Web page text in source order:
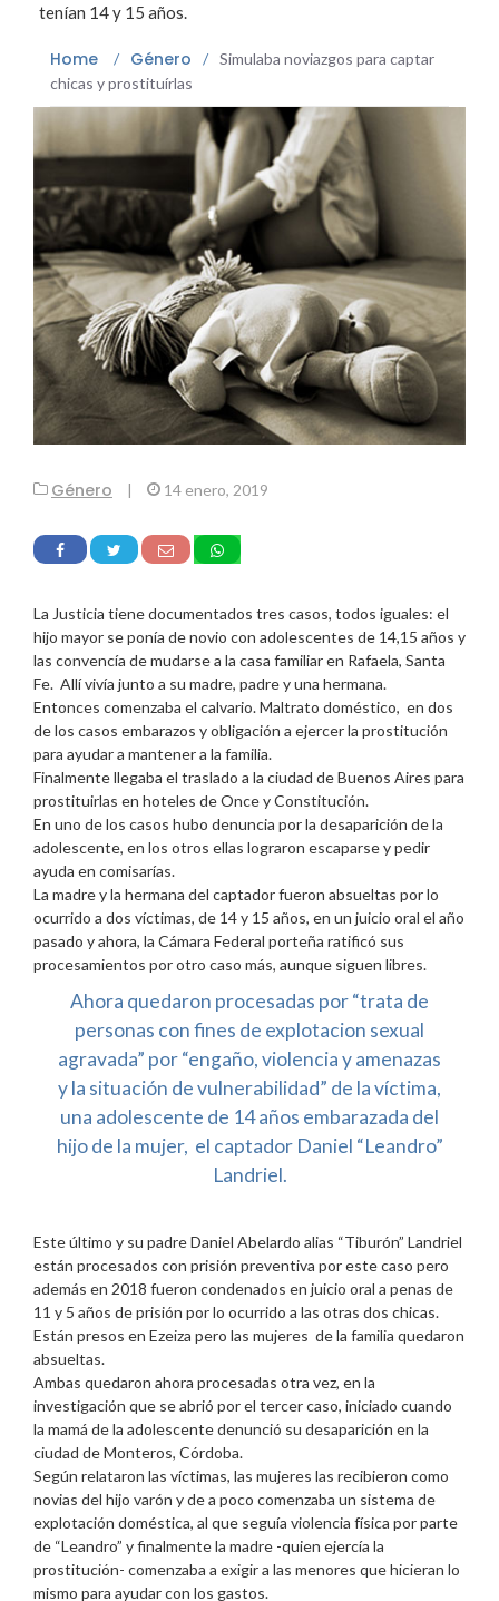
tenían 14 y 15 años.
Home / Género / Simulaba noviazgos para captar
chicas y prostituírlas
Género | 14 enero, 2019
La Justicia tiene documentados tres casos, todos iguales: el
hijo mayor se ponía de novio con adolescentes de 14,15 años y
las convencía de mudarse a la casa familiar en Rafaela, Santa
Fe. Allí vivía junto a su madre, padre y una hermana.
Entonces comenzaba el calvario. Maltrato doméstico, en dos
de los casos embarazos y obligación a ejercer la prostitución
para ayudar a mantener a la familia.
Finalmente llegaba el traslado a la ciudad de Buenos Aires para
prostituirlas en hoteles de Once y Constitución.
En uno de los casos hubo denuncia por la desaparición de la
adolescente, en los otros ellas lograron escaparse y pedir
ayuda en comisarías.
La madre y la hermana del captador fueron absueltas por lo
ocurrido a dos víctimas, de 14 y 15 años, en un juicio oral el año
pasado y ahora, la Cámara Federal porteña ratificó sus
procesamientos por otro caso más, aunque siguen libres.
Ahora quedaron procesadas por “trata de
personas con fines de explotacion sexual
agravada” por “engaño, violencia y amenazas
y la situación de vulnerabilidad” de la víctima,
una adolescente de 14 años embarazada del
hijo de la mujer, el captador Daniel “Leandro”
Landriel.
Este último y su padre Daniel Abelardo alias “Tiburón” Landriel
están procesados con prisión preventiva por este caso pero
además en 2018 fueron condenados en juicio oral a penas de
11 y 5 años de prisión por lo ocurrido a las otras dos chicas.
Están presos en Ezeiza pero las mujeres de la familia quedaron
absueltas.
Ambas quedaron ahora procesadas otra vez, en la
investigación que se abrió por el tercer caso, iniciado cuando
la mamá de la adolescente denunció su desaparición en la
ciudad de Monteros, Córdoba.
Según relataron las víctimas, las mujeres las recibieron como
novias del hijo varón y de a poco comenzaba un sistema de
explotación doméstica, al que seguía violencia física por parte
de “Leandro” y finalmente la madre -quien ejercía la
prostitución- comenzaba a exigir a las menores que hicieran lo
mismo para ayudar con los gastos.